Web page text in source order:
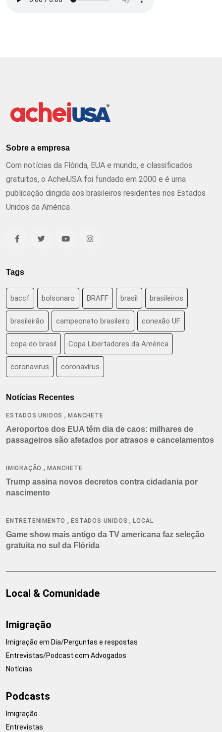
Sobre a empresa
Com notícias da Flórida, EUA e mundo, e classificados
gratuitos, o AcheiUSA foi fundado em 2000 e é uma
publicação dirigida aos brasileiros residentes nos Estados
Unidos da América
Tags
baccf bolsonaro BRAFF brasil brasileiros
brasileirão campeonato brasileiro conexão UF
copa do brasil Copa Libertadores da América
coronavirus coronavírus
Notícias Recentes
ESTADOS UNIDOS ,MANCHETE
Aeroportos dos EUA têm dia de caos: milhares de
passageiros são afetados por atrasos e cancelamentos
IMIGRAÇÃO ,MANCHETE
Trump assina novos decretos contra cidadania por
nascimento
ENTRETENIMENTO ,ESTADOS UNIDOS ,LOCAL
Game show mais antigo da TV americana faz seleção
gratuita no sul da Flórida
Local & Comunidade
Imigração
Imigração em Dia/Perguntas e respostas
Entrevistas/Podcast com Advogados
Notícias
Podcasts
Imigração
Entrevistas